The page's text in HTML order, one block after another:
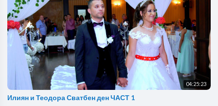
04:25:23
Илиян и Теодора Сватбен ден ЧАСТ 1